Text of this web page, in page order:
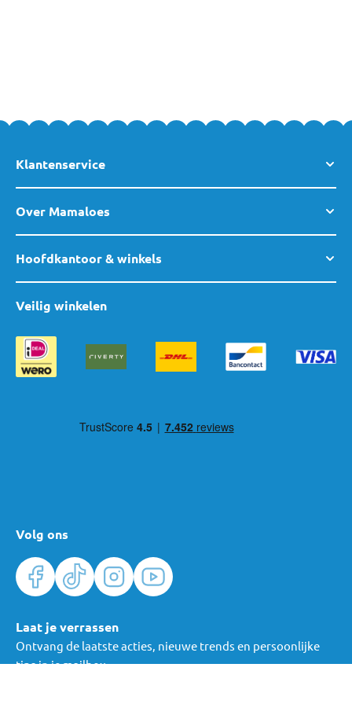
Klantenservice
Over Mamaloes
Hoofdkantoor & winkels
Volg ons
Veilig winkelen
Laat je verrassen
Ontvang de laatste acties, nieuwe trends en persoonlijke
tips in je mailbox.